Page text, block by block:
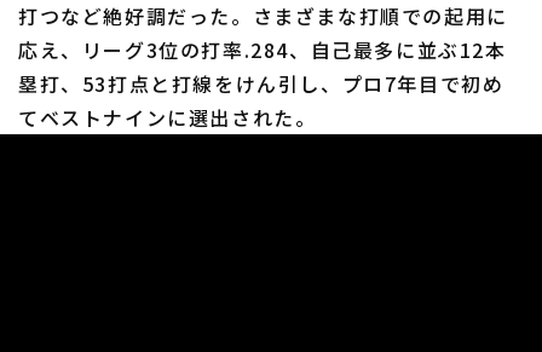
打つなど絶好調だった。さまざまな打順での起用に
応え、リーグ3位の打率.284、自己最多に並ぶ12本
塁打、53打点と打線をけん引し、プロ7年目で初め
てベストナインに選出された。